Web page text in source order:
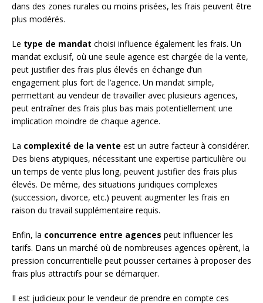
dans des zones rurales ou moins prisées, les frais peuvent être
plus modérés.
Le type de mandat choisi influence également les frais. Un
mandat exclusif, où une seule agence est chargée de la vente,
peut justifier des frais plus élevés en échange d’un
engagement plus fort de l’agence. Un mandat simple,
permettant au vendeur de travailler avec plusieurs agences,
peut entraîner des frais plus bas mais potentiellement une
implication moindre de chaque agence.
La complexité de la vente est un autre facteur à considérer.
Des biens atypiques, nécessitant une expertise particulière ou
un temps de vente plus long, peuvent justifier des frais plus
élevés. De même, des situations juridiques complexes
(succession, divorce, etc.) peuvent augmenter les frais en
raison du travail supplémentaire requis.
Enfin, la concurrence entre agences peut influencer les
tarifs. Dans un marché où de nombreuses agences opèrent, la
pression concurrentielle peut pousser certaines à proposer des
frais plus attractifs pour se démarquer.
Il est judicieux pour le vendeur de prendre en compte ces